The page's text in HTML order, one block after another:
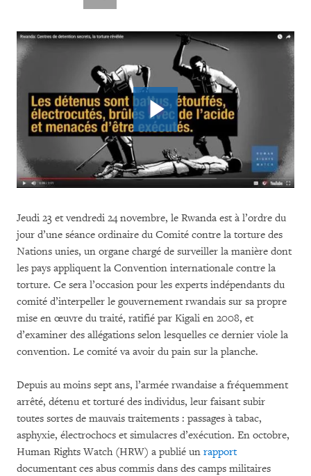
Jeudi 23 et vendredi 24 novembre, le Rwanda est à l’ordre du
jour d’une séance ordinaire du Comité contre la torture des
Nations unies, un organe chargé de surveiller la manière dont
les pays appliquent la Convention internationale contre la
torture. Ce sera l’occasion pour les experts indépendants du
comité d’interpeller le gouvernement rwandais sur sa propre
mise en œuvre du traité, ratifié par Kigali en 2008, et
d’examiner des allégations selon lesquelles ce dernier viole la
convention. Le comité va avoir du pain sur la planche.
Depuis au moins sept ans, l’armée rwandaise a fréquemment
arrêté, détenu et torturé des individus, leur faisant subir
toutes sortes de mauvais traitements : passages à tabac,
asphyxie, électrochocs et simulacres d’exécution. En octobre,
Human Rights Watch (HRW) a publié un rapport
documentant ces abus commis dans des camps militaires